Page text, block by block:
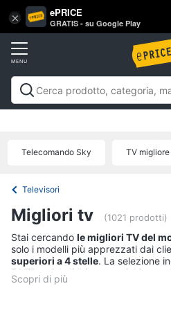
× ePRICE
GRATIS - su Google Play
Accedi
Registrati
Offerte
Tv
e
Home
Cinema
Vai
al
Tv
Home
Televisori
TV
Smart
tv
Tv
Samsung
Tv
55
Telecomando Sky TV
Televisori
Migliori tv (1021 prodotti)
Stai cercando le migliori TV del
solo i modelli più apprezzati dai
superiori a 4 stelle. La selezione
QLED e soluzioni economiche ma
Puoi partire dalla nostra
pagina
oppure esplorare direttamente le